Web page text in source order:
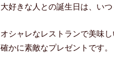
大好きな人との誕生日は、い
オシャレなレストランで美味
確かに素敵なプレゼントです。